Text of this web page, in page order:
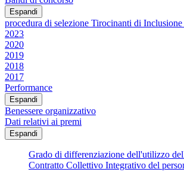
Espandi
procedura di selezione Tirocinanti di
2023
2020
2019
2018
2017
Performance
Espandi
Benessere organizzativo
Dati relativi ai premi
Espandi
Grado di differenziazione dell'utilizzo
Contratto Collettivo Integrativo del